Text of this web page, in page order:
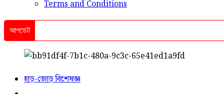
Terms and Conditions
আপডেট
হাড়-জোড় বিশেষজ্ঞ